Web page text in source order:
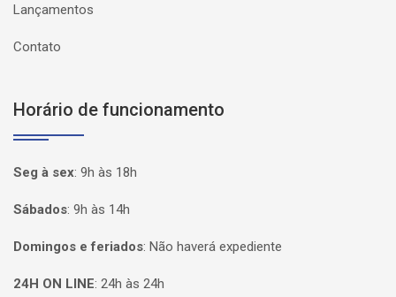
Lançamentos
Contato
Horário de funcionamento
Seg à sex: 9h às 18h
Sábados: 9h às 14h
Domingos e feriados: Não haverá expediente
24H ON LINE: 24h às 24h